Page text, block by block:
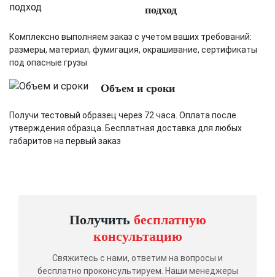
подход
Комплексно выполняем заказ с учетом ваших требований:
размеры, материал, фумигация, окрашивание, сертификаты
под опасные грузы
Объем и сроки
Получи тестовый образец через 72 часа. Оплата после
утверждения образца. Бесплатная доставка для любых
габаритов на первый заказ
Получить бесплатную
консультацию
Свяжитесь с нами, ответим на вопросы и
бесплатно проконсультируем. Наши менеджеры